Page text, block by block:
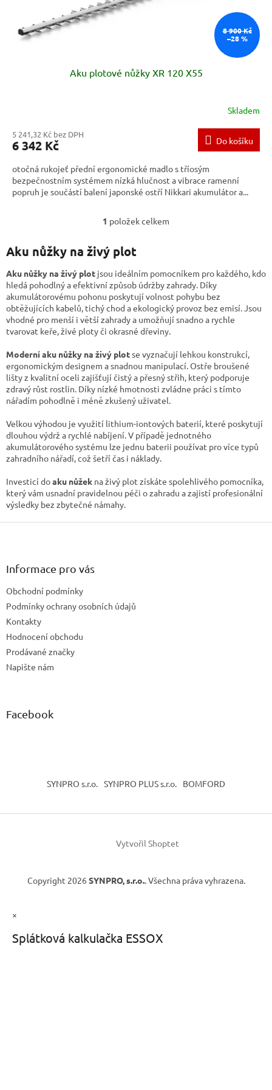
8 900 Kč
–28 %
Aku plotové nůžky XR 120 X55
Skladem
5 241,32 Kč bez DPH
6 342 Kč Do košíku
otočná rukojeť přední ergonomické madlo s tříosým
bezpečnostním systémem nízká hlučnost a vibrace ramenní
popruh je součástí balení japonské ostří Nikkari akumulátor a...
O
l
á
d
a
c
í
p
r
k
y
v
ý
p
s
u
1 položek celkem
Aku nůžky na živý plot
Aku nůžky na živý plot jsou ideálním pomocníkem pro každého, kdo
hledá pohodlný a efektivní způsob údržby zahrady. Díky
akumulátorovému pohonu poskytují volnost pohybu bez
obtěžujících kabelů, tichý chod a ekologický provoz bez emisí. Jsou
vhodné pro menší i větší zahrady a umožňují snadno a rychle
tvarovat keře, živé ploty či okrasné dřeviny.
Moderní aku nůžky na živý plotse vyznačují lehkou konstrukcí,
ergonomickým designem a snadnou manipulací. Ostře broušené
lišty z kvalitní oceli zajišťují čistý a přesný střih, který podporuje
zdravý růst rostlin. Díky nízké hmotnosti zvládne práci s tímto
nářadím pohodlně i méně zkušený uživatel.
Velkou výhodou je využití lithium-iontových baterií, které poskytují
dlouhou výdrž a rychlé nabíjení. V případě jednotného
akumulátorového systému lze jednu baterii používat pro více typů
zahradního nářadí, což šetří čas i náklady.
Investicí doaku nůžek na živý plot získáte spolehlivého pomocníka,
který vám usnadní pravidelnou péči o zahradu a zajistí profesionální
výsledky bez zbytečné námahy.
Informace pro vás
Obchodní podmínky
Podmínky ochrany osobních údajů
Kontakty
Hodnocení obchodu
Prodávané značky
Napište nám
Facebook
SYNPRO s.r.o. SYNPRO PLUS s.r.o. BOMFORD
Vytvořil Shoptet
Copyright 2026 SYNPRO, s.r.o.. Všechna práva vyhrazena.
×
Splátková kalkulačka ESSOX